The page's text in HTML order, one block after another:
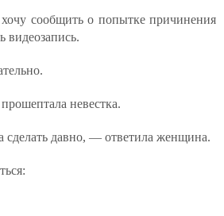
сообщить о попытке причинения
видеозапись.
невестка.
давно, — ответила женщина.